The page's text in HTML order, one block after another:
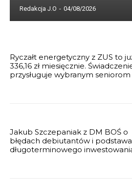
Redakcja J.O - 04/08/2026
Ryczałt energetyczny z ZUS to
336,16 zł miesięcznie.
przysługuje wybranym seniorom
Jakub Szczepaniak z DM BOŚ o
błędach debiutantów i
długoterminowego